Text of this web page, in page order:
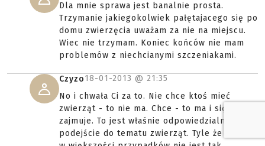
Dla mnie sprawa jest banalnie prosta.
Trzymanie jakiegokolwiek pałętajacego się po
domu zwierzęcia uważam za nie na miejscu.
Wiec nie trzymam. Koniec końców nie mam
problemów z niechcianymi szczeniakami.
Czyzo18-01-2013 @ 21:35
No i chwała Ci za to. Nie chce ktoś mieć
zwierząt - to nie ma. Chce - to ma i się nimi
zajmuje. To jest właśnie odpowiedzialne
podejście do tematu zwierząt. Tyle że sprawa